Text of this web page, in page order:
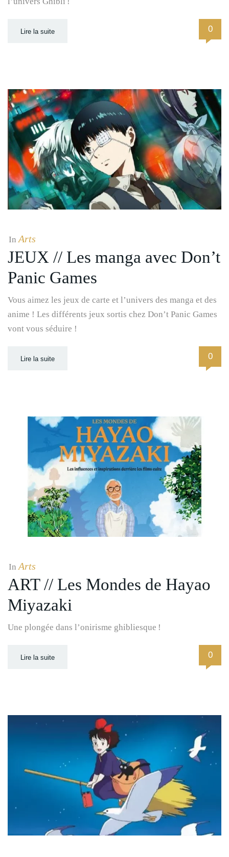
Lire la suite 0
InArts
JEUX // Les manga avec Don’t
Panic Games
Vous aimez les jeux de carte et l’univers des manga et des
anime ! Les différents jeux sortis chez Don’t Panic Games
vont vous séduire !
Lire la suite 0
InArts
ART // Les Mondes de Hayao
Miyazaki
Une plongée dans l’onirisme ghibliesque !
Lire la suite 0